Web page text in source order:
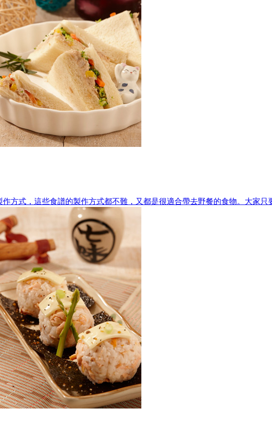
方式，這些食譜的製作方式都不難，又都是很適合帶去野餐的食物。大家